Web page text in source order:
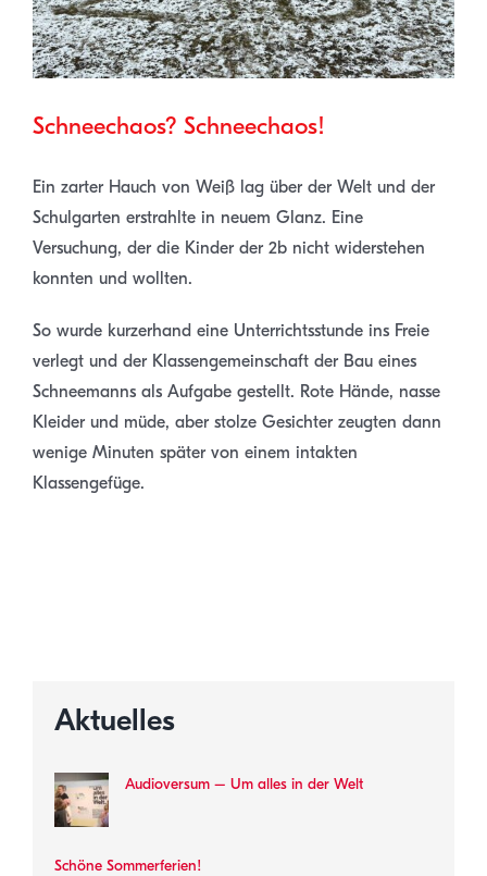
Schneechaos? Schneechaos!
Ein zarter Hauch von Weiß lag über der Welt und der
Schulgarten erstrahlte in neuem Glanz. Eine
Versuchung, der die Kinder der 2b nicht widerstehen
konnten und wollten.
So wurde kurzerhand eine Unterrichtsstunde ins Freie
verlegt und der Klassengemeinschaft der Bau eines
Schneemanns als Aufgabe gestellt. Rote Hände, nasse
Kleider und müde, aber stolze Gesichter zeugten dann
wenige Minuten später von einem intakten
Klassengefüge.
Aktuelles
Audioversum – Um alles in der Welt
Schöne Sommerferien!